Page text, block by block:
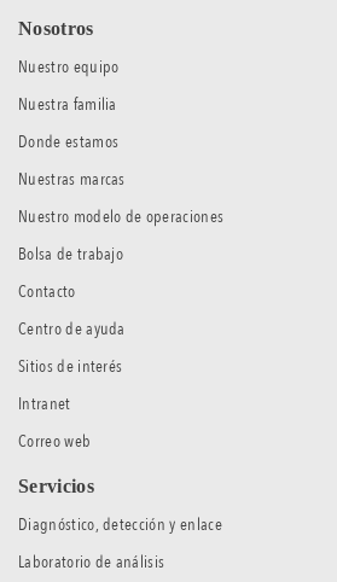
Nosotros
Nuestro equipo
Nuestra familia
Donde estamos
Nuestras marcas
Nuestro modelo de operaciones
Bolsa de trabajo
Contacto
Centro de ayuda
Sitios de interés
Intranet
Correo web
Servicios
Diagnóstico, detección y enlace
Laboratorio de análisis